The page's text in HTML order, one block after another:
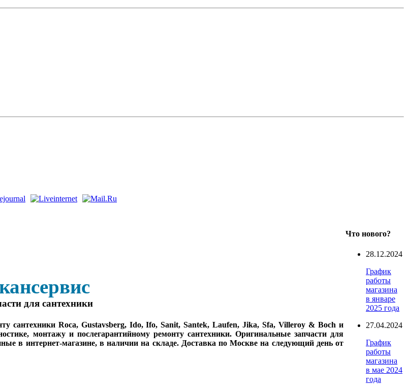
для сантехники
сантехники Roca, Gustavsberg, Ido, Ifo, Sanit, Santek, Laufen, Jika, Sfa, Villeroy & Boch и
монтажу и послегарантийному ремонту сантехники. Оригинальные запчасти для
в интернет-магазине, в наличии на складе. Доставка по Москве на следующий день от
Что нового?
28.12.2024
График
работы
магазина
в январе
2025 года
27.04.2024
График
работы
магазина
в мае 2024
года